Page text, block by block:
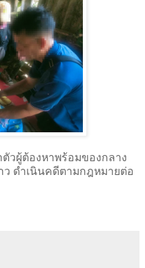
วผู้ต้องหาพร้อมของกลาง
ดำเนินคดีตามกฎหมายต่อ